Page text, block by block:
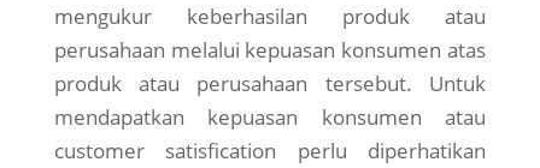
mengukur keberhasilan produk atau
perusahaan melalui kepuasan konsumen atas
produk atau perusahaan tersebut. Untuk
mendapatkan kepuasan konsumen atau
customer satisfication perlu diperhatikan